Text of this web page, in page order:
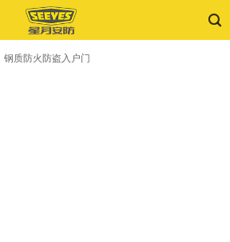
钢质防火防盗入户门